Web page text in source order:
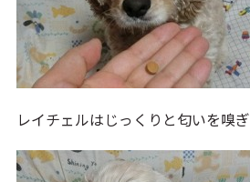
レイチェルはじっくりと匂いを嗅ぎ